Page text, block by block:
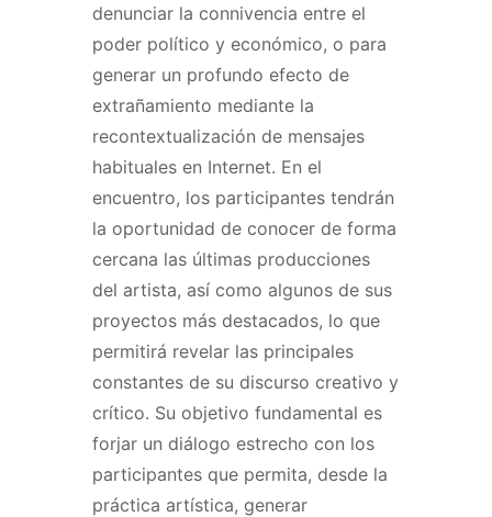
denunciar la connivencia entre el
poder político y económico, o para
generar un profundo efecto de
extrañamiento mediante la
recontextualización de mensajes
habituales en Internet. En el
encuentro, los participantes tendrán
la oportunidad de conocer de forma
cercana las últimas producciones
del artista, así como algunos de sus
proyectos más destacados, lo que
permitirá revelar las principales
constantes de su discurso creativo y
crítico. Su objetivo fundamental es
forjar un diálogo estrecho con los
participantes que permita, desde la
práctica artística, generar